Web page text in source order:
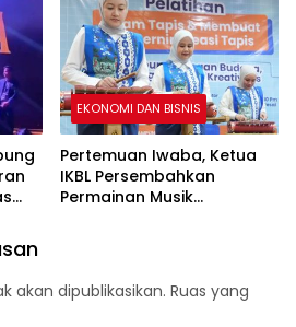
EKONOMI DAN BISNIS
Pertemuan Iwaba, Ketua
IKBL Persembahkan
Permainan Musik
akan dipublikasikan. Ruas yang